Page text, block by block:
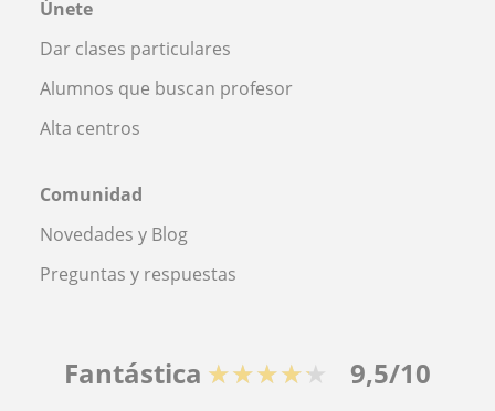
Únete
Dar clases particulares
Alumnos que buscan profesor
Alta centros
Comunidad
Novedades y Blog
Preguntas y respuestas
Fantástica ★★★★★ 9,5/10